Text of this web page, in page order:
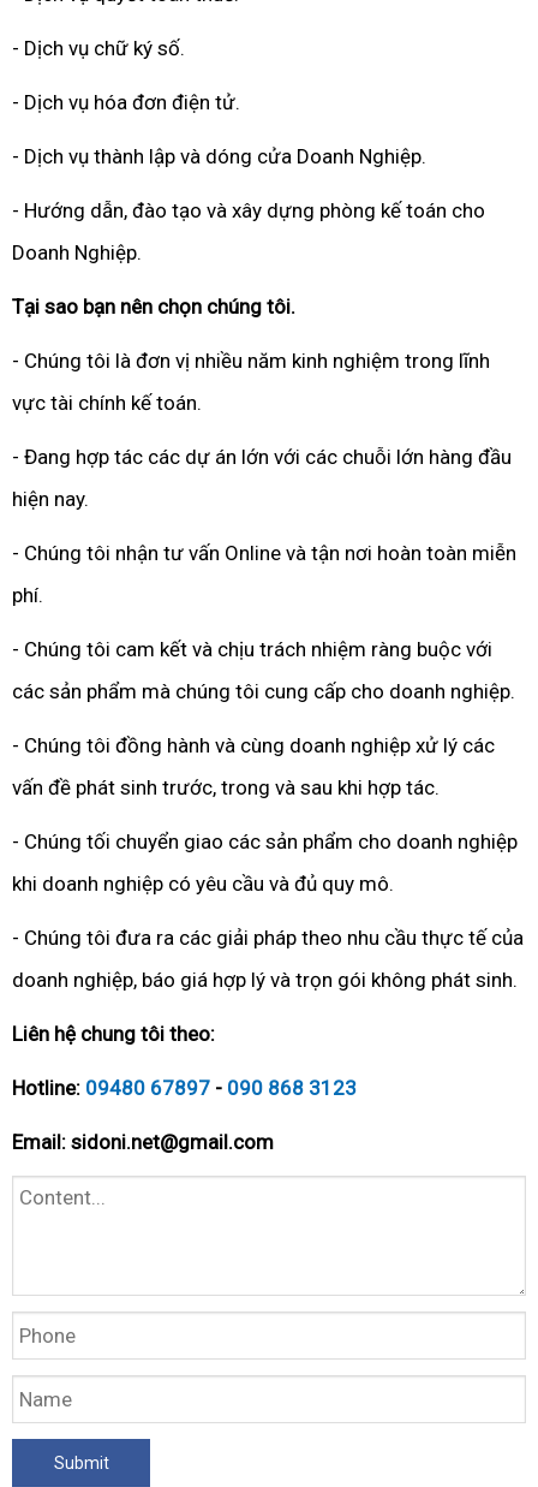
- Dịch vụ chữ ký số.
- Dịch vụ hóa đơn điện tử.
- Dịch vụ thành lập và dóng cửa Doanh Nghiệp.
- Hướng dẫn, đào tạo và xây dựng phòng kế toán cho
Doanh Nghiệp.
Tại sao bạn nên chọn chúng tôi.
- Chúng tôi là đơn vị nhiều năm kinh nghiệm trong lĩnh
vực tài chính kế toán.
- Đang hợp tác các dự án lớn với các chuỗi lớn hàng đầu
hiện nay.
- Chúng tôi nhận tư vấn Online và tận nơi hoàn toàn miễn
phí.
- Chúng tôi cam kết và chịu trách nhiệm ràng buộc với
các sản phẩm mà chúng tôi cung cấp cho doanh nghiệp.
- Chúng tôi đồng hành và cùng doanh nghiệp xử lý các
vấn đề phát sinh trước, trong và sau khi hợp tác.
- Chúng tối chuyển giao các sản phẩm cho doanh nghiệp
khi doanh nghiệp có yêu cầu và đủ quy mô.
- Chúng tôi đưa ra các giải pháp theo nhu cầu thực tế của
doanh nghiệp, báo giá hợp lý và trọn gói không phát sinh.
Liên hệ chung tôi theo:
Hotline: 09480 67897 - 090 868 3123
Email: sidoni.net@gmail.com